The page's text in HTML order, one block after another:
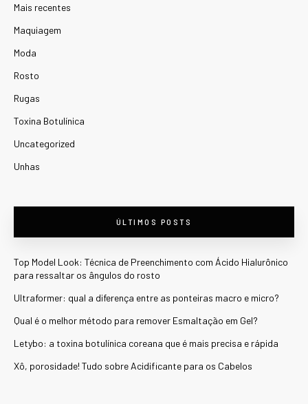
Mais recentes
Maquiagem
Moda
Rosto
Rugas
Toxina Botulínica
Uncategorized
Unhas
ÚLTIMOS POSTS
Top Model Look: Técnica de Preenchimento com Ácido Hialurônico
para ressaltar os ângulos do rosto
Ultraformer: qual a diferença entre as ponteiras macro e micro?
Qual é o melhor método para remover Esmaltação em Gel?
Letybo: a toxina botulínica coreana que é mais precisa e rápida
Xô, porosidade! Tudo sobre Acidificante para os Cabelos